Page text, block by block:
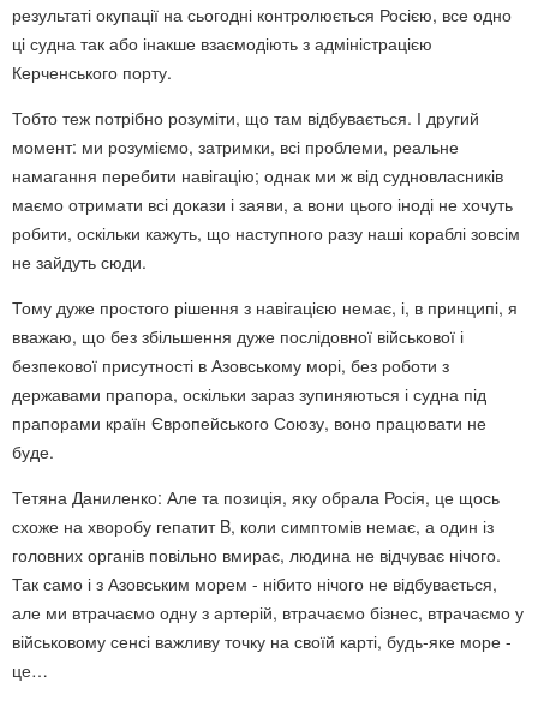
результаті окупації на сьогодні контролюється Росією, все одно
ці судна так або інакше взаємодіють з адміністрацією
Керченського порту.
Тобто теж потрібно розуміти, що там відбувається. І другий
момент: ми розуміємо, затримки, всі проблеми, реальне
намагання перебити навігацію; однак ми ж від судновласників
маємо отримати всі докази і заяви, а вони цього іноді не хочуть
робити, оскільки кажуть, що наступного разу наші кораблі зовсім
не зайдуть сюди.
Тому дуже простого рішення з навігацією немає, і, в принципі, я
вважаю, що без збільшення дуже послідовної військової і
безпекової присутності в Азовському морі, без роботи з
державами прапора, оскільки зараз зупиняються і судна під
прапорами країн Європейського Союзу, воно працювати не
буде.
Тетяна Даниленко: Але та позиція, яку обрала Росія, це щось
схоже на хворобу гепатит B, коли симптомів немає, а один із
головних органів повільно вмирає, людина не відчуває нічого.
Так само і з Азовським морем - нібито нічого не відбувається,
але ми втрачаємо одну з артерій, втрачаємо бізнес, втрачаємо у
військовому сенсі важливу точку на своїй карті, будь-яке море -
це…